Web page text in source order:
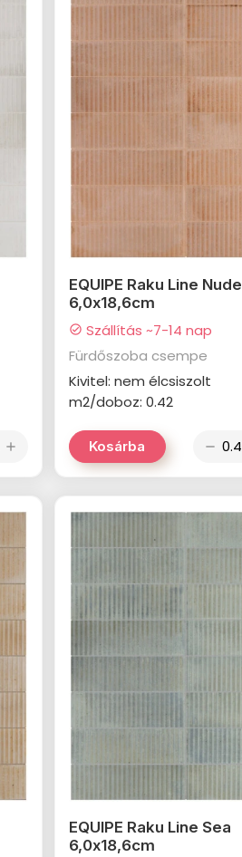
add
EQUIPE Raku Line Nude
6,0x18,6cm
check_circle Szállítás ~7-14 nap
Fürdőszoba csempe
Kivitel: nem élcsiszolt
m2/doboz: 0.42
Kosárba remove
EQUIPE Raku Line Sea
6,0x18,6cm